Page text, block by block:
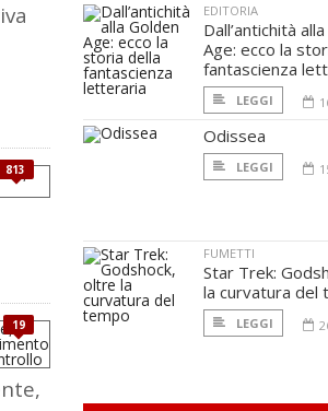
813
19
EDITORIA
Dall’antichità
Age: ecco la
fantascienza
LEGGI
Odissea
LEGGI
FUMETTI
Star Trek:
la curvatura del
LEGGI